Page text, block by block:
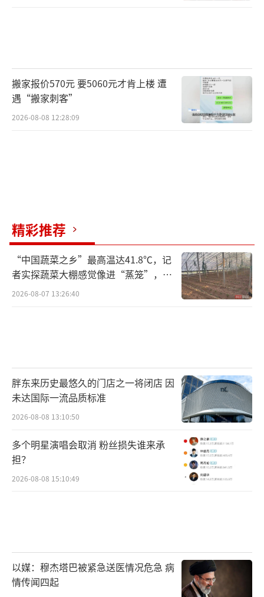
搬家报价570元 要5060元才肯上楼 遭
遇“搬家刺客”
2026-08-08 12:28:09
精彩推荐
“中国蔬菜之乡”最高温达41.8℃，记
者实探蔬菜大棚感觉像进“蒸笼”，有
村民称只能凌晨两点起来干活
2026-08-07 13:26:40
胖东来历史最悠久的门店之一将闭店 因
未达国际一流品质标准
2026-08-08 13:10:50
多个明星演唱会取消 粉丝损失谁来承
担？
2026-08-08 15:10:49
以媒：穆杰塔巴被紧急送医情况危急 病
情传闻四起